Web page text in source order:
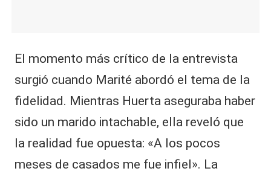
​El momento más crítico de la entrevista
surgió cuando Marité abordó el tema de la
fidelidad. Mientras Huerta aseguraba haber
sido un marido intachable, ella reveló que
la realidad fue opuesta: «A los pocos
meses de casados me fue infiel». La